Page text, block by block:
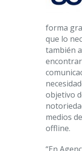
forma
que lo
también
objetivo
medios
offline.